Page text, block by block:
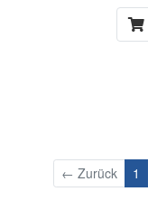
← Zurück 1